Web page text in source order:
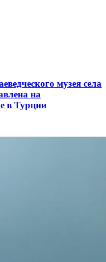
музея села
на
в Турции